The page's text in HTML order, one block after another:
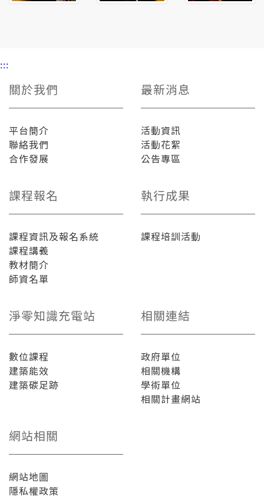
:::
關於我們
平台簡介
聯絡我們
合作發展
最新消息
活動資訊
活動花絮
公告專區
課程報名
課程資訊及報名系統
課程講義
教材簡介
師資名單
執行成果
課程培訓活動
淨零知識充電站
數位課程
建築能效
建築碳足跡
相關連結
政府單位
相關機構
學術單位
相關計畫網站
網站相關
網站地圖
隱私權政策